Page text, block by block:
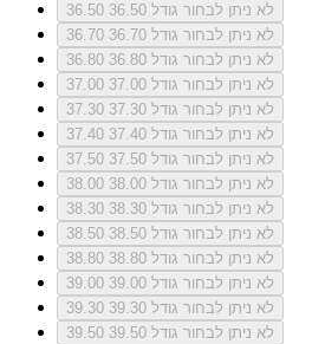
36.50
לא ניתן לבחור גודל 36.50
36.70
לא ניתן לבחור גודל 36.70
36.80
לא ניתן לבחור גודל 36.80
37.00
לא ניתן לבחור גודל 37.00
37.30
לא ניתן לבחור גודל 37.30
37.40
לא ניתן לבחור גודל 37.40
37.50
לא ניתן לבחור גודל 37.50
38.00
לא ניתן לבחור גודל 38.00
38.30
לא ניתן לבחור גודל 38.30
38.50
לא ניתן לבחור גודל 38.50
38.80
לא ניתן לבחור גודל 38.80
39.00
לא ניתן לבחור גודל 39.00
39.30
לא ניתן לבחור גודל 39.30
39.50
לא ניתן לבחור גודל 39.50